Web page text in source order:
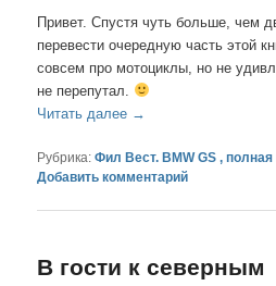
Привет. Спустя чуть больше, чем
перевести очередную часть этой
совсем про мотоциклы, но не
не перепутал.
Читать далее →
Рубрика: Фил Вест. BMW GS , полная
Добавить комментарий
В гости к северным